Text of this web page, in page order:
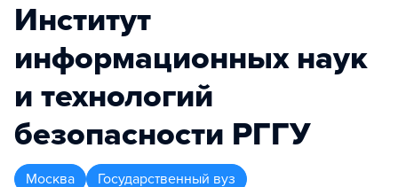
Институт
информационных наук
и технологий
безопасности РГГУ
Москва Государственный вуз